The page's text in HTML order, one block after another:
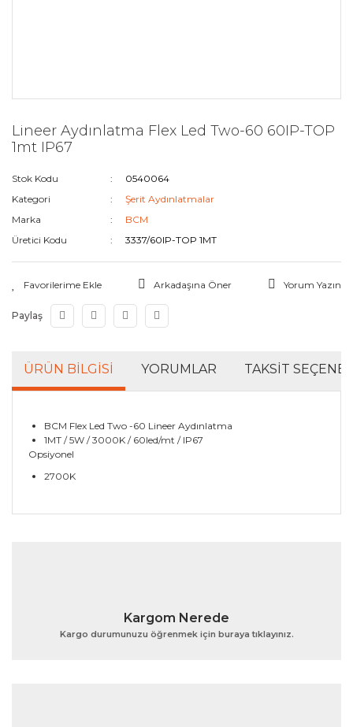
Lineer Aydınlatma Flex Led Two-60 60IP-TOP
1mt IP67
Stok Kodu
0540064
Kategori
Şerit Aydınlatmalar
Marka
BCM
Üretici Kodu
3337/60IP-TOP 1MT
Arkadaşına Öner Yorum Yazın
Paylaş
ÜRÜN BILGISI YORUMLAR TAKSIT
BCM Flex Led Two -60 Lineer Aydınlatma
1MT / 5W / 3000K / 60led/mt / IP67
Opsiyonel
2700K
Bu ürünün fiyat bilgisi, resim, ürün açıklamalarında ve
Ürün açıklamasında eksik bilgiler bulunuyor.
Kargom Nerede
Kargo durumunuzu öğrenmek için buraya tıklayınız.